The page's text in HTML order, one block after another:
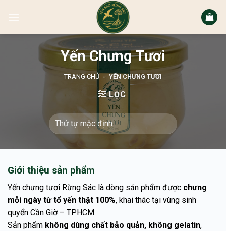
qua
Yến Chưng Tươi
TRANG CHỦ » YẾN CHƯNG TƯƠI
LỌC
Giới thiệu sản phẩm
Yến chưng tươi Rừng Sác là dòng sản phẩm được chưng
mỗi ngày từ tổ yến thật 100%, khai thác tại vùng sinh
quyển Cần Giờ – TP.HCM.
Sản phẩm không dùng chất bảo quản, không gelatin,